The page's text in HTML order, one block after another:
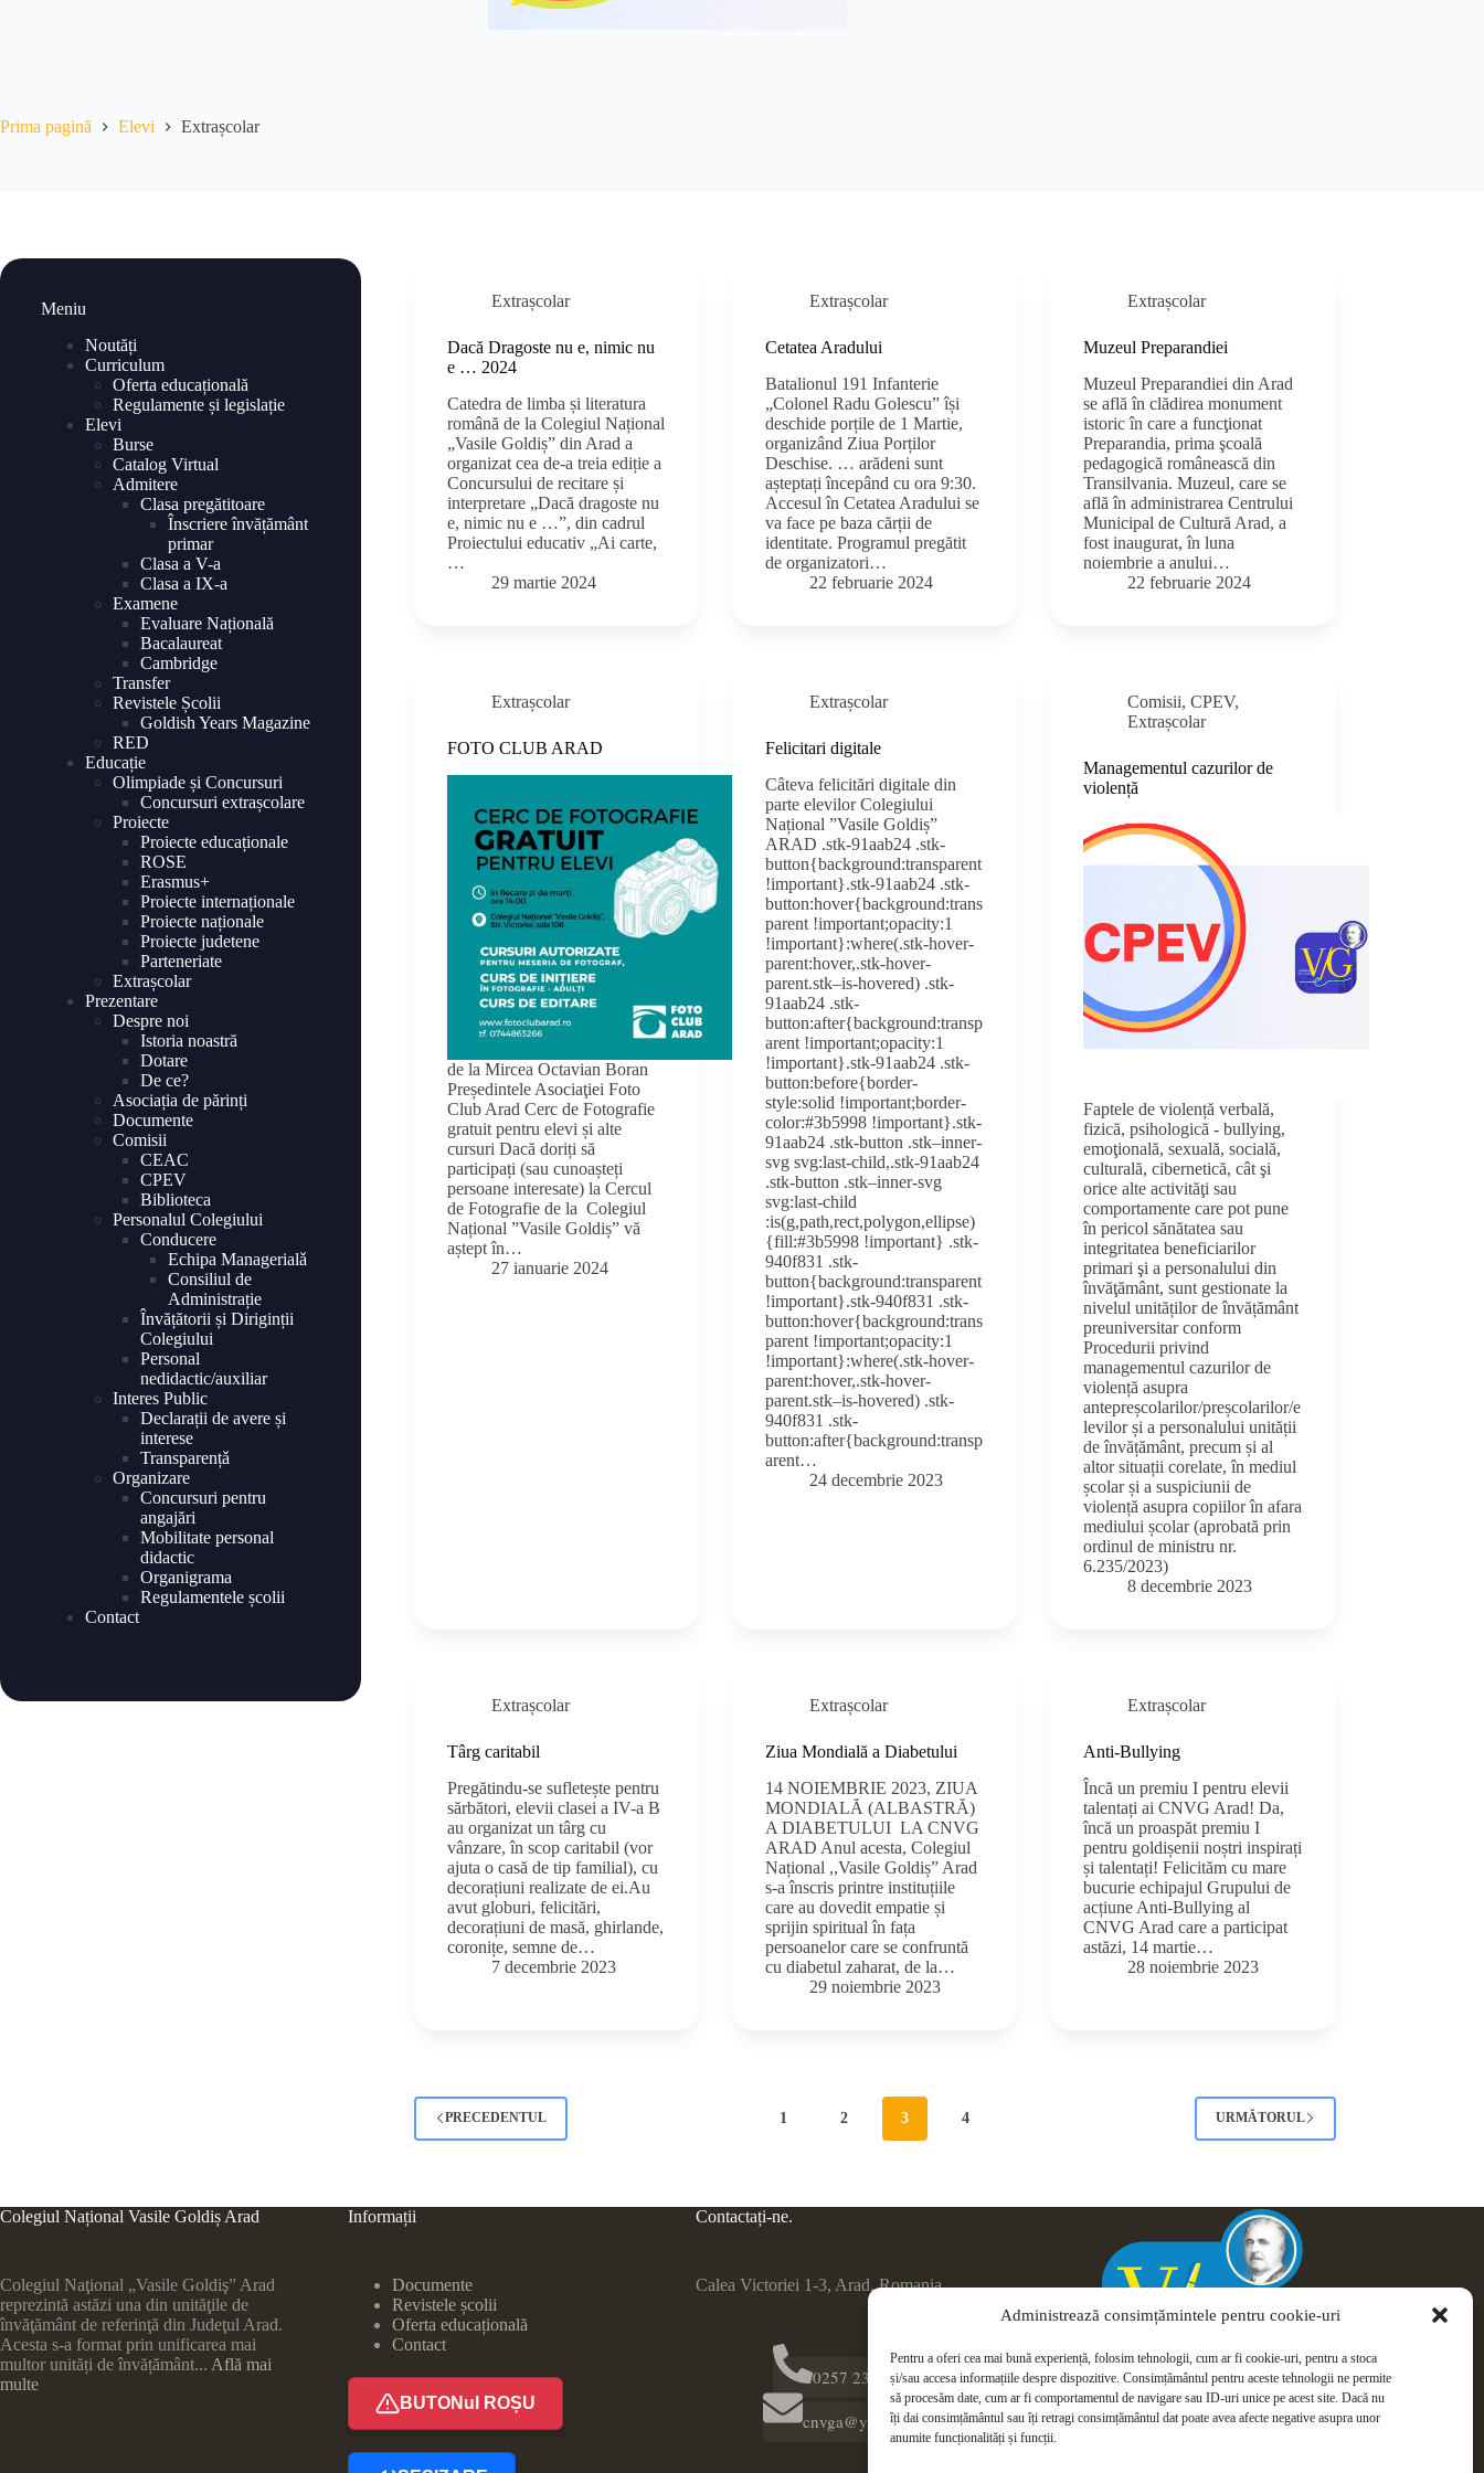
Administrează consimțămintele pentru cookie-uri
Pentru a oferi cea mai bună experiență, folosim tehnologii, cum ar fi cookie-uri, pentru a stoca
și/sau accesa informațiile despre dispozitive. Consimțământul pentru aceste tehnologii ne permite
să procesăm date, cum ar fi comportamentul de navigare sau ID-uri unice pe acest site. Dacă nu
îți dai consimțământul sau îți retragi consimțământul dat poate avea afecte negative asupra unor
anumite funcționalități și funcții.
Prima pagină Elevi Extrașcolar
Extrașcolar
Dacă Dragoste nu e, nimic nu
e … 2024
Catedra de limba și literatura
română de la Colegiul Național
„Vasile Goldiș” din Arad a
organizat cea de-a treia ediție a
Concursului de recitare și
interpretare „Dacă dragoste nu
e, nimic nu e …”, din cadrul
Proiectului educativ „Ai carte,
…
29 martie 2024
Extrașcolar
Cetatea Aradului
Batalionul 191 Infanterie
„Colonel Radu Golescu” își
deschide porțile de 1 Martie,
organizând Ziua Porților
Deschise. … arădeni sunt
așteptați începând cu ora 9:30.
Accesul în Cetatea Aradului se
va face pe baza cărții de
identitate. Programul pregătit
de organizatori…
22 februarie 2024
Extrașcolar
Muzeul Preparandiei
Muzeul Preparandiei din Arad
se află în clădirea monument
istoric în care a funcţionat
Preparandia, prima şcoală
pedagogică românească din
Transilvania. Muzeul, care se
află în administrarea Centrului
Municipal de Cultură Arad, a
fost inaugurat, în luna
noiembrie a anului…
22 februarie 2024
Extrașcolar
FOTO CLUB ARAD
de la Mircea Octavian Boran
Președintele Asociaţiei Foto
Club Arad Cerc de Fotografie
gratuit pentru elevi și alte
cursuri Dacă doriți să
participați (sau cunoașteți
persoane interesate) la Cercul
de Fotografie de la Colegiul
Național ”Vasile Goldiș” vă
aștept în…
27 ianuarie 2024
Extrașcolar
Felicitari digitale
Câteva felicitări digitale din
parte elevilor Colegiului
Național ”Vasile Goldiș”
ARAD .stk-91aab24 .stk-
button{background:transparent
!important}.stk-91aab24 .stk-
button:hover{background:trans
parent !important;opacity:1
!important}:where(.stk-hover-
parent:hover,.stk-hover-
parent.stk–is-hovered) .stk-
91aab24 .stk-
button:after{background:transp
arent !important;opacity:1
!important}.stk-91aab24 .stk-
button:before{border-
style:solid !important;border-
color:#3b5998 !important}.stk-
91aab24 .stk-button .stk–inner-
svg svg:last-child,.stk-91aab24
.stk-button .stk–inner-svg
svg:last-child
:is(g,path,rect,polygon,ellipse)
{fill:#3b5998 !important} .stk-
940f831 .stk-
button{background:transparent
!important}.stk-940f831 .stk-
button:hover{background:trans
parent !important;opacity:1
!important}:where(.stk-hover-
parent:hover,.stk-hover-
parent.stk–is-hovered) .stk-
940f831 .stk-
button:after{background:transp
arent…
24 decembrie 2023
Comisii,CPEV,
Extrașcolar
Managementul cazurilor de
violență
Faptele de violență verbală,
fizică, psihologică - bullying,
emoţională, sexuală, socială,
culturală, cibernetică, cât şi
orice alte activităţi sau
comportamente care pot pune
în pericol sănătatea sau
integritatea beneficiarilor
primari şi a personalului din
învăţământ, sunt gestionate la
nivelul unităților de învățământ
preuniversitar conform
Procedurii privind
managementul cazurilor de
violență asupra
antepreșcolarilor/preșcolarilor/e
levilor și a personalului unității
de învățământ, precum și al
altor situații corelate, în mediul
școlar și a suspiciunii de
violență asupra copiilor în afara
mediului școlar (aprobată prin
ordinul de ministru nr.
6.235/2023)
8 decembrie 2023
Extrașcolar
Târg caritabil
Pregătindu-se sufletește pentru
sărbători, elevii clasei a IV-a B
au organizat un târg cu
vânzare, în scop caritabil (vor
ajuta o casă de tip familial), cu
decorațiuni realizate de ei.Au
avut globuri, felicitări,
decorațiuni de masă, ghirlande,
coronițe, semne de…
7 decembrie 2023
Extrașcolar
Ziua Mondială a Diabetului
14 NOIEMBRIE 2023, ZIUA
MONDIALĂ (ALBASTRĂ)
A DIABETULUI LA CNVG
ARAD Anul acesta, Colegiul
Național ,,Vasile Goldiș” Arad
s-a înscris printre instituțiile
care au dovedit empatie și
sprijin spiritual în fața
persoanelor care se confruntă
cu diabetul zaharat, de la…
29 noiembrie 2023
Extrașcolar
Anti-Bullying
Încă un premiu I pentru elevii
talentați ai CNVG Arad! Da,
încă un proaspăt premiu I
pentru goldișenii noștri inspirați
și talentați! Felicităm cu mare
bucurie echipajul Grupului de
acțiune Anti-Bullying al
CNVG Arad care a participat
astăzi, 14 martie…
28 noiembrie 2023
PRECEDENTUL 1 2 3 4 URMĂTORUL
Meniu
Noutăți
Curriculum
Oferta educațională
Regulamente și legislație
Elevi
Burse
Catalog Virtual
Admitere
Clasa pregătitoare
Înscriere învățământ
primar
Clasa a V-a
Clasa a IX-a
Examene
Evaluare Națională
Bacalaureat
Cambridge
Transfer
Revistele Școlii
Goldish Years Magazine
RED
Educație
Olimpiade și Concursuri
Concursuri extrașcolare
Proiecte
Proiecte educaționale
ROSE
Erasmus+
Proiecte internaționale
Proiecte naționale
Proiecte judetene
Parteneriate
Extrașcolar
Prezentare
Despre noi
Istoria noastră
Dotare
De ce?
Asociația de părinți
Documente
Comisii
CEAC
CPEV
Biblioteca
Personalul Colegiului
Conducere
Echipa Managerialǎ
Consiliul de
Administrație
Învățătorii și Diriginții
Colegiului
Personal
nedidactic/auxiliar
Interes Public
Declarații de avere și
interese
Transparențǎ
Organizare
Concursuri pentru
angajări
Mobilitate personal
didactic
Organigrama
Regulamentele școlii
Contact
Colegiul Național Vasile Goldiș Arad
Colegiul Naţional „Vasile Goldiş” Arad
reprezintă astăzi una din unităţile de
învăţământ de referinţă din Judeţul Arad.
Acesta s-a format prin unificarea mai
multor unități de învățământ... Află mai
multe
Informații
Documente
Revistele școlii
Oferta educațională
Contact
BUTONul ROȘU
Contactați-ne.
Calea Victoriei 1-3, Arad, Romania
0257 231 726
cnvga@yahoo.ro